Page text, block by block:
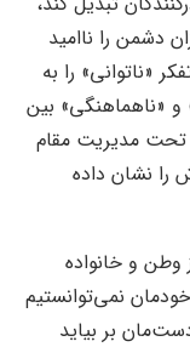
دشمن را ناامید
«ناتوانی» را به
و «ناهماهنگی» بین
تحت مدیریت مقام
نشان داده
و خانواده
نمی‌توانستیم
از دست‌مان بر بیاید